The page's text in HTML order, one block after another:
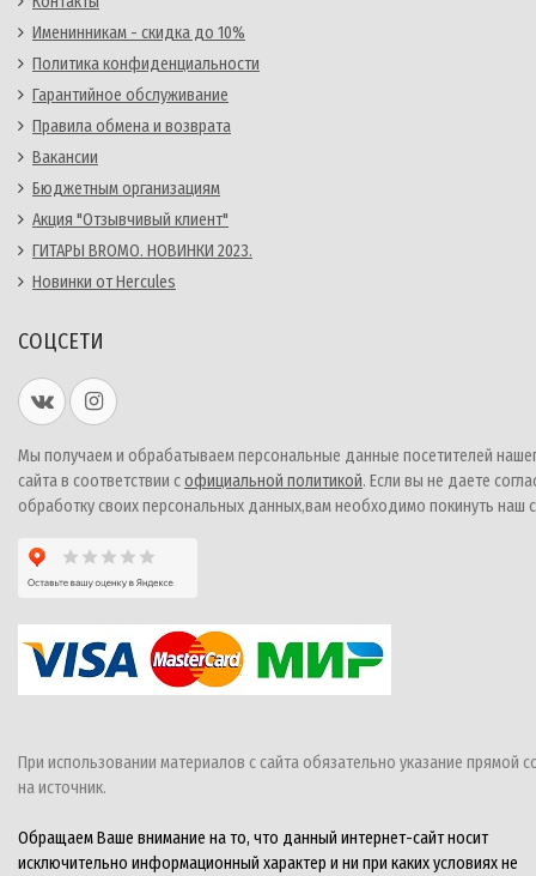
Именинникам - скидка до 10%
Политика конфиденциальности
Гарантийное обслуживание
Правила обмена и возврата
Вакансии
Бюджетным организациям
Акция "Отзывчивый клиент"
ГИТАРЫ BROMO. НОВИНКИ 2023.
Новинки от Hercules
СОЦСЕТИ
Мы получаем и обрабатываем персональные данные посетителей
сайта в соответствии софициальной политикой. Если вы не даете
обработку своих персональных данных,вам необходимо покинуть наш
При использовании материалов с сайта обязательно указание прямой
на источник.
Обращаем Ваше внимание на то, что данный интернет-сайт носит
исключительно информационный характер и ни при каких условиях не